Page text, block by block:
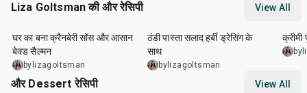
Liza Goltsman की और रेसिपी View All
घर का बना क्रैनबेरी सॉस और आसान
बेक्ड सैल्मन
bylizagoltsman
ठंडी पास्ता सलाद हर्बी ड्रेसिंग के
साथ
bylizagoltsman
और Dessert रेसिपी View All
20